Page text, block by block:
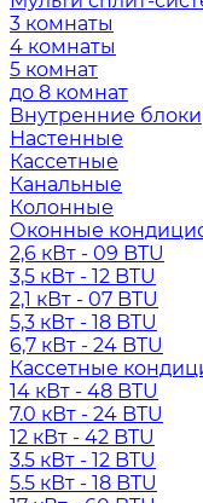
3 комнаты
4 комнаты
5 комнат
до 8 комнат
Внутренние блоки
Настенные
Кассетные
Канальные
Колонные
Оконные
2,6 кВт - 09 BTU
3,5 кВт - 12 BTU
2,1 кВт - 07 BTU
5,3 кВт - 18 BTU
6,7 кВт - 24 BTU
Кассетные
14 кВт - 48 BTU
7.0 кВт - 24 BTU
12 кВт - 42 BTU
3.5 кВт - 12 BTU
5.5 кВт - 18 BTU